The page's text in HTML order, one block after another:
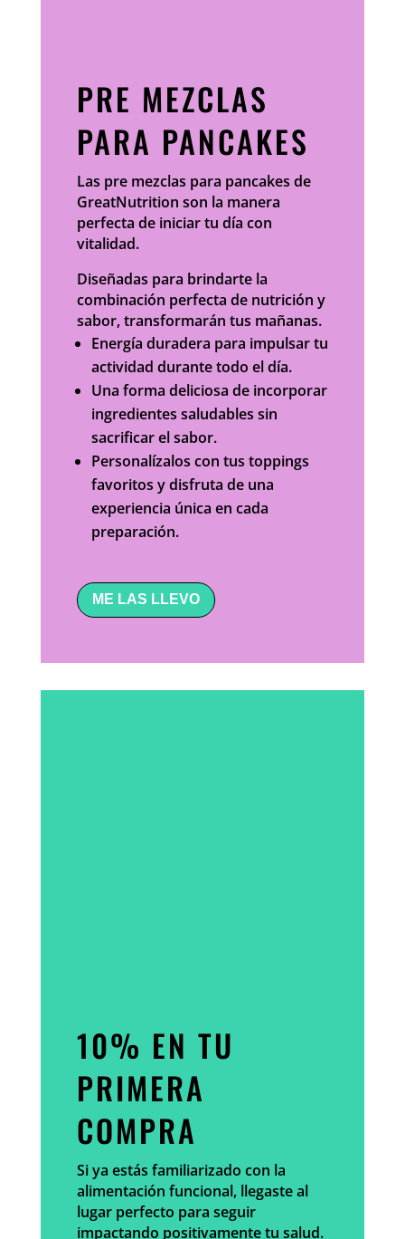
PRE MEZCLAS
PARA PANCAKES
Las pre mezclas para pancakes de
GreatNutrition son la manera
perfecta de iniciar tu día con
vitalidad.
Diseñadas para brindarte la
combinación perfecta de nutrición y
sabor, transformarán tus mañanas.
Energía duradera para impulsar tu
actividad durante todo el día.
Una forma deliciosa de incorporar
ingredientes saludables sin
sacrificar el sabor.
Personalízalos con tus toppings
favoritos y disfruta de una
experiencia única en cada
preparación.
ME LAS LLEVO
10% EN TU
PRIMERA
COMPRA
Si ya estás familiarizado con la
alimentación funcional, llegaste al
lugar perfecto para seguir
impactando positivamente tu salud.